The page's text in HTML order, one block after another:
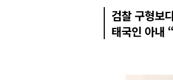
검찰 구형보
태국인 아내